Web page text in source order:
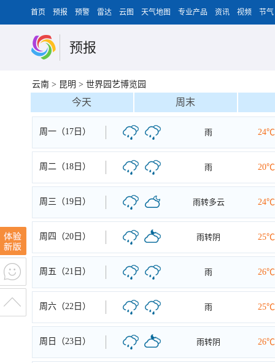
首页 预报 预警 雷达 云图 天气地图 专业产品 资讯 视频 节气
预报
云南 > 昆明 > 世界园艺博览园
今天 周末
周一（17日） 雨 24℃
周二（18日） 雨 20℃
周三（19日） 雨转多云 24℃
周四（20日） 雨转阴 25℃
周五（21日） 雨 26℃
周六（22日） 雨 25℃
周日（23日） 雨转阴 26℃